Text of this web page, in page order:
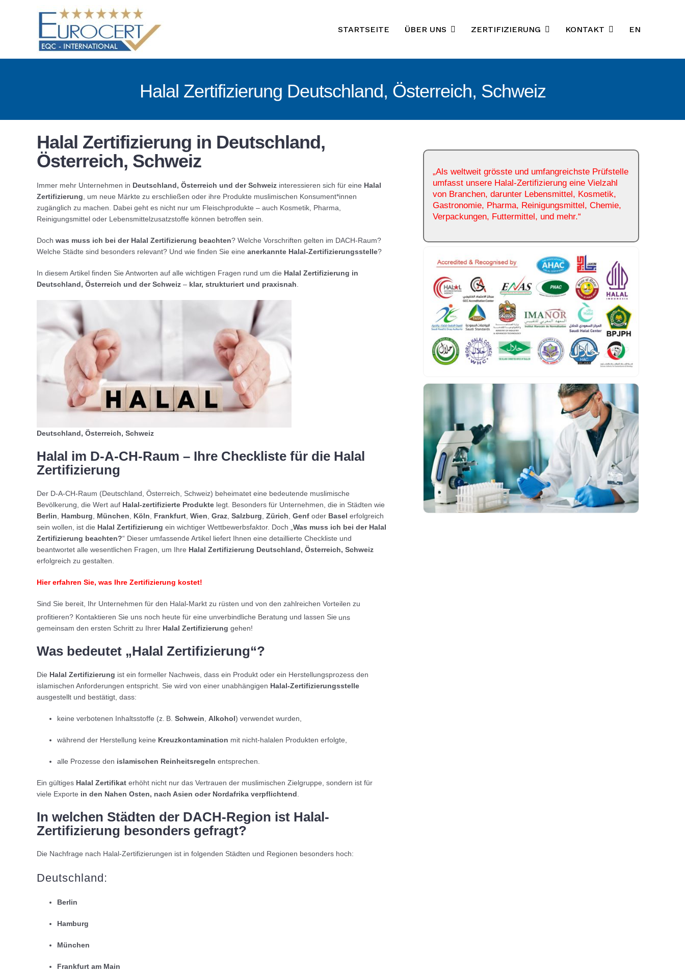
STARTSEITE ÜBER UNS ZERTIFIZIERUNG KONTAKT EN
Halal Zertifizierung Deutschland, Österreich, Schweiz
Halal Zertifizierung in Deutschland,
Österreich, Schweiz
Immer mehr Unternehmen in Deutschland, Österreich und der Schweiz interessieren sich für eine Halal
Zertifizierung , um neue Märkte zu erschließen oder ihre Produkte muslimischen Konsument*innen
zugänglich zu machen. Dabei geht es nicht nur um Fleischprodukte – auch Kosmetik, Pharma,
Reinigungsmittel oder Lebensmittelzusatzstoffe können betroffen sein.
Doch was muss ich bei der Halal Zertifizierung beachten? Welche Vorschriften gelten im DACH-Raum?
Welche Städte sind besonders relevant? Und wie finden Sie eine anerkannte Halal-Zertifizierungsstelle?
In diesem Artikel finden Sie Antworten auf alle wichtigen Fragen rund um die Halal Zertifizierung in
Deutschland, Österreich und der Schweiz – klar, strukturiert und praxisnah
Deutschland, Österreich, Schweiz
Halal im D-A-CH-Raum – Ihre Checkliste für die Halal
Zertifizierung
Der D-A-CH-Raum (Deutschland, Österreich, Schweiz) beheimatet eine bedeutende muslimische
Bevölkerung, die Wert auf Halal-zertifizierte Produkte legt. Besonders für Unternehmen, die in Städten wie
Berlin
Hamburg München Köln Frankfurt Wien Graz Salzburg Zürich Genf oder Basel erfolgreich
sein wollen, ist die Halal Zertifizierung ein wichtiger Wettbewerbsfaktor. Doch „ Was muss ich bei der Halal
Zertifizierung beachten?“ Dieser umfassende Artikel liefert Ihnen eine detaillierte Checkliste und
beantwortet alle wesentlichen Fragen, um Ihre Halal Zertifizierung Deutschland, Österreich, Schweiz
erfolgreich zu gestalten.
Hier erfahren Sie, was Ihre Zertifizierung kostet!
Sind Sie bereit, Ihr Unternehmen für den Halal-Markt zu rüsten und von den zahlreichen Vorteilen zu
profitieren? Kontaktieren Sie uns noch heute für eine unverbindliche Beratung und lassen Sie uns
gemeinsam den ersten Schritt zu Ihrer Halal Zertifizierung gehen!
Was bedeutet „Halal Zertifizierung“?
Die Halal Zertifizierung ist ein formeller Nachweis, dass ein Produkt oder ein Herstellungsprozess den
islamischen Anforderungen entspricht. Sie wird von einer unabhängigen Halal-Zertifizierungsstelle
ausgestellt und bestätigt, dass:
keine verbotenen Inhaltsstoffe (z. B. Schwein Alkohol) verwendet wurden,
während der Herstellung keine Kreuzkontamination mit nicht-halalen Produkten erfolgte,
alle Prozesse den islamischen Reinheitsregeln entsprechen.
Ein gültiges Halal Zertifikat erhöht nicht nur das Vertrauen der muslimischen Zielgruppe, sondern ist für
viele Exporte in den Nahen Osten, nach Asien oder Nordafrika verpflichtend
In welchen Städten der DACH-Region ist Halal-
Zertifizierung besonders gefragt?
Die Nachfrage nach Halal-Zertifizierungen ist in folgenden Städten und Regionen besonders hoch:
Deutschland:
Berlin
Hamburg
München
Frankfurt am Main
„Als weltweit grösste und umfangreichste Prüfstelle
umfasst unsere Halal-Zertifizierung eine Vielzahl
von Branchen, darunter Lebensmittel, Kosmetik,
Gastronomie, Pharma, Reinigungsmittel, Chemie,
Verpackungen, Futtermittel, und mehr.“